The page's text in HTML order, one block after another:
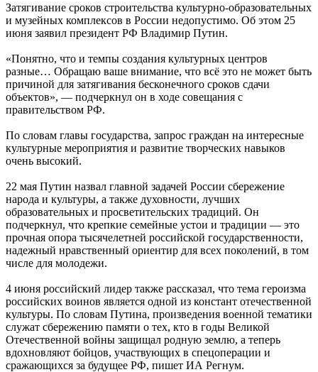
Затягивание сроков строительства культурно-образовательных
и музейных комплексов в России недопустимо. Об этом 25
июня заявил президент РФ Владимир Путин.
«Понятно, что и темпы создания культурных центров
разные… Обращаю ваше внимание, что всё это не может быть
причиной для затягивания бесконечного сроков сдачи
объектов», — подчеркнул он в ходе совещания с
правительством РФ.
По словам главы государства, запрос граждан на интересные
культурные мероприятия и развитие творческих навыков
очень высокий.
22 мая Путин назвал главной задачей России сбережение
народа и культуры, а также духовности, лучших
образовательных и просветительских традиций. Он
подчеркнул, что крепкие семейные устои и традиции ― это
прочная опора тысячелетней российской государственности,
надежный нравственный ориентир для всех поколений, в том
числе для молодежи.
4 июня российский лидер также рассказал, что тема героизма
российских воинов является одной из констант отечественной
культуры. По словам Путина, произведения военной тематики
служат сбережению памяти о тех, кто в годы Великой
Отечественной войны защищал родную землю, а теперь
вдохновляют бойцов, участвующих в спецоперации и
сражающихся за будущее РФ, пишет ИА Регнум.